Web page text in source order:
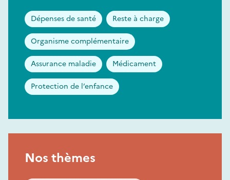
Dépenses de santé Reste à charge
Organisme complémentaire
Assurance maladie Médicament
Protection de l’enfance
Nos thèmes